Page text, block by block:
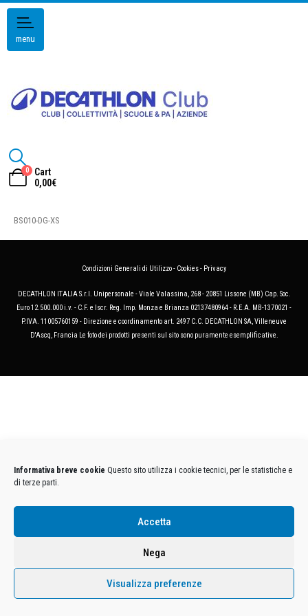
Informativa breve cookie Questo sito utilizza i cookie tecnici, per le statistiche e
di terze parti.
Accetta
Nega
Visualizza preferenze
menu
0
Cart
0,00€
BS010-DG-XS
Condizioni Generali di Utilizzo- Cookies- Privacy
DECATHLON ITALIA S.r.l. Unipersonale - Viale Valassina, 268 - 20851 Lissone (MB) Cap. Soc.
Euro 12.500.000 i.v. - C.F. e Iscr. Reg. Imp. Monza e Brianza 02137480964 - R.E.A. MB-1370021 -
P.IVA. 11005760159 - Direzione e coordinamento art. 2497 C.C. DECATHLON SA, Villeneuve
D'Ascq, Francia Le foto dei prodotti presenti sul sito sono puramente esemplificative.